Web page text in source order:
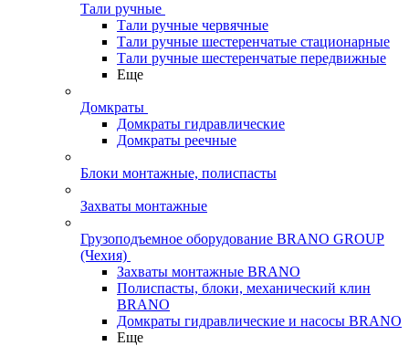
Тали ручные
Тали ручные червячные
Тали ручные шестеренчатые стационарные
Тали ручные шестеренчатые передвижные
Еще
Домкраты
Домкраты гидравлические
Домкраты реечные
Блоки монтажные, полиспасты
Захваты монтажные
Грузоподъемное оборудование BRANO GROUP
(Чехия)
Захваты монтажные BRANO
Полиспасты, блоки, механический клин
BRANO
Домкраты гидравлические и насосы BRANO
Еще